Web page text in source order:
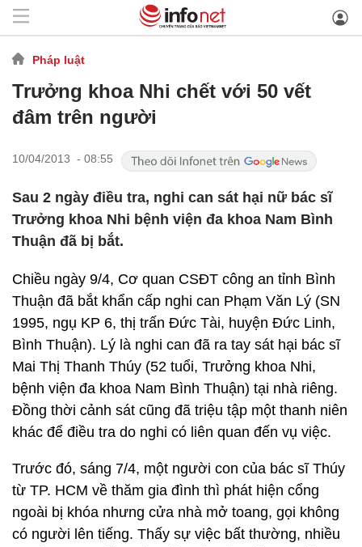
Pháp luật
Trưởng khoa Nhi chết với 50 vết
đâm trên người
10/04/2013 - 08:55
Sau 2 ngày điều tra, nghi can sát hại nữ bác sĩ
Trưởng khoa Nhi bệnh viện đa khoa Nam Bình
Thuận đã bị bắt.
Chiều ngày 9/4, Cơ quan CSĐT công an tỉnh Bình
Thuận đã bắt khẩn cấp nghi can Phạm Văn Lý (SN
1995, ngụ KP 6, thị trấn Đức Tài, huyện Đức Linh,
Bình Thuận). Lý là nghi can đã ra tay sát hại bác sĩ
Mai Thị Thanh Thúy (52 tuổi, Trưởng khoa Nhi,
bệnh viện đa khoa Nam Bình Thuận) tại nhà riêng.
Đồng thời cảnh sát cũng đã triệu tập một thanh niên
khác để điều tra do nghi có liên quan đến vụ việc.
Trước đó, sáng 7/4, một người con của bác sĩ Thúy
từ TP. HCM về thăm gia đình thì phát hiện cổng
ngoài bị khóa nhưng cửa nhà mở toang, gọi không
có người lên tiếng. Thấy sự việc bất thường, nhiều